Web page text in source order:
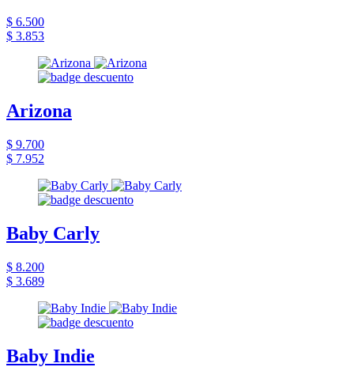
$ 6.500
$ 3.853
Arizona
$ 9.700
$ 7.952
Baby Carly
$ 8.200
$ 3.689
Baby Indie